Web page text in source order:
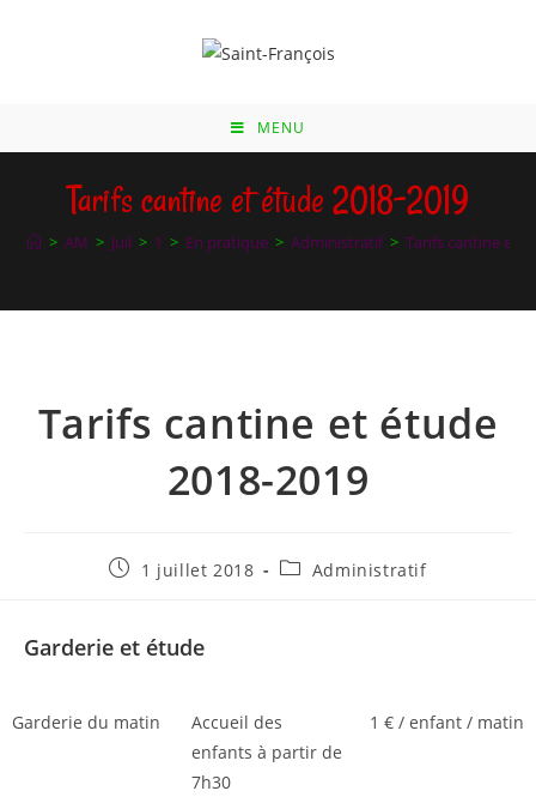
MENU
Tarifs cantine et étude 2018-2019
> AM > Juil > 1 > En pratique > Administratif > Tarifs cantine et
Tarifs cantine et étude
2018-2019
Publication
1 juillet 2018
PostAdministratif
Garderie et étude
Garderie du matin
Accueil des
enfants à partir de
7h30
1 € / enfant / matin